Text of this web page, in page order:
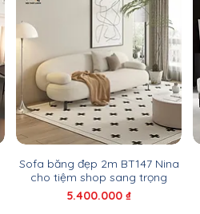
Sofa băng đẹp 2m BT147 Nina
cho tiệm shop sang trọng
Giá
5.400.000 ₫